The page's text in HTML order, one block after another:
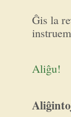
Ĝis la
Aliĝu!